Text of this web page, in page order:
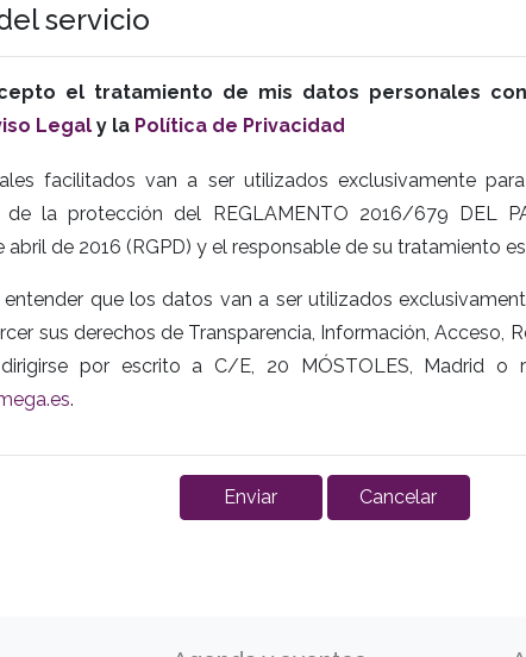
servicio
el tratamiento de mis datos personales
Legal y la Política de Privacidad
facilitados van a ser utilizados exclusivamente
la protección del REGLAMENTO 2016/679 DEL
abril de 2016 (RGPD) y el responsable de su tratamiento
que los datos van a ser utilizados
sus derechos de Transparencia, Información, Acceso,
por escrito a C/E, 20 MÓSTOLES, Madrid o
.